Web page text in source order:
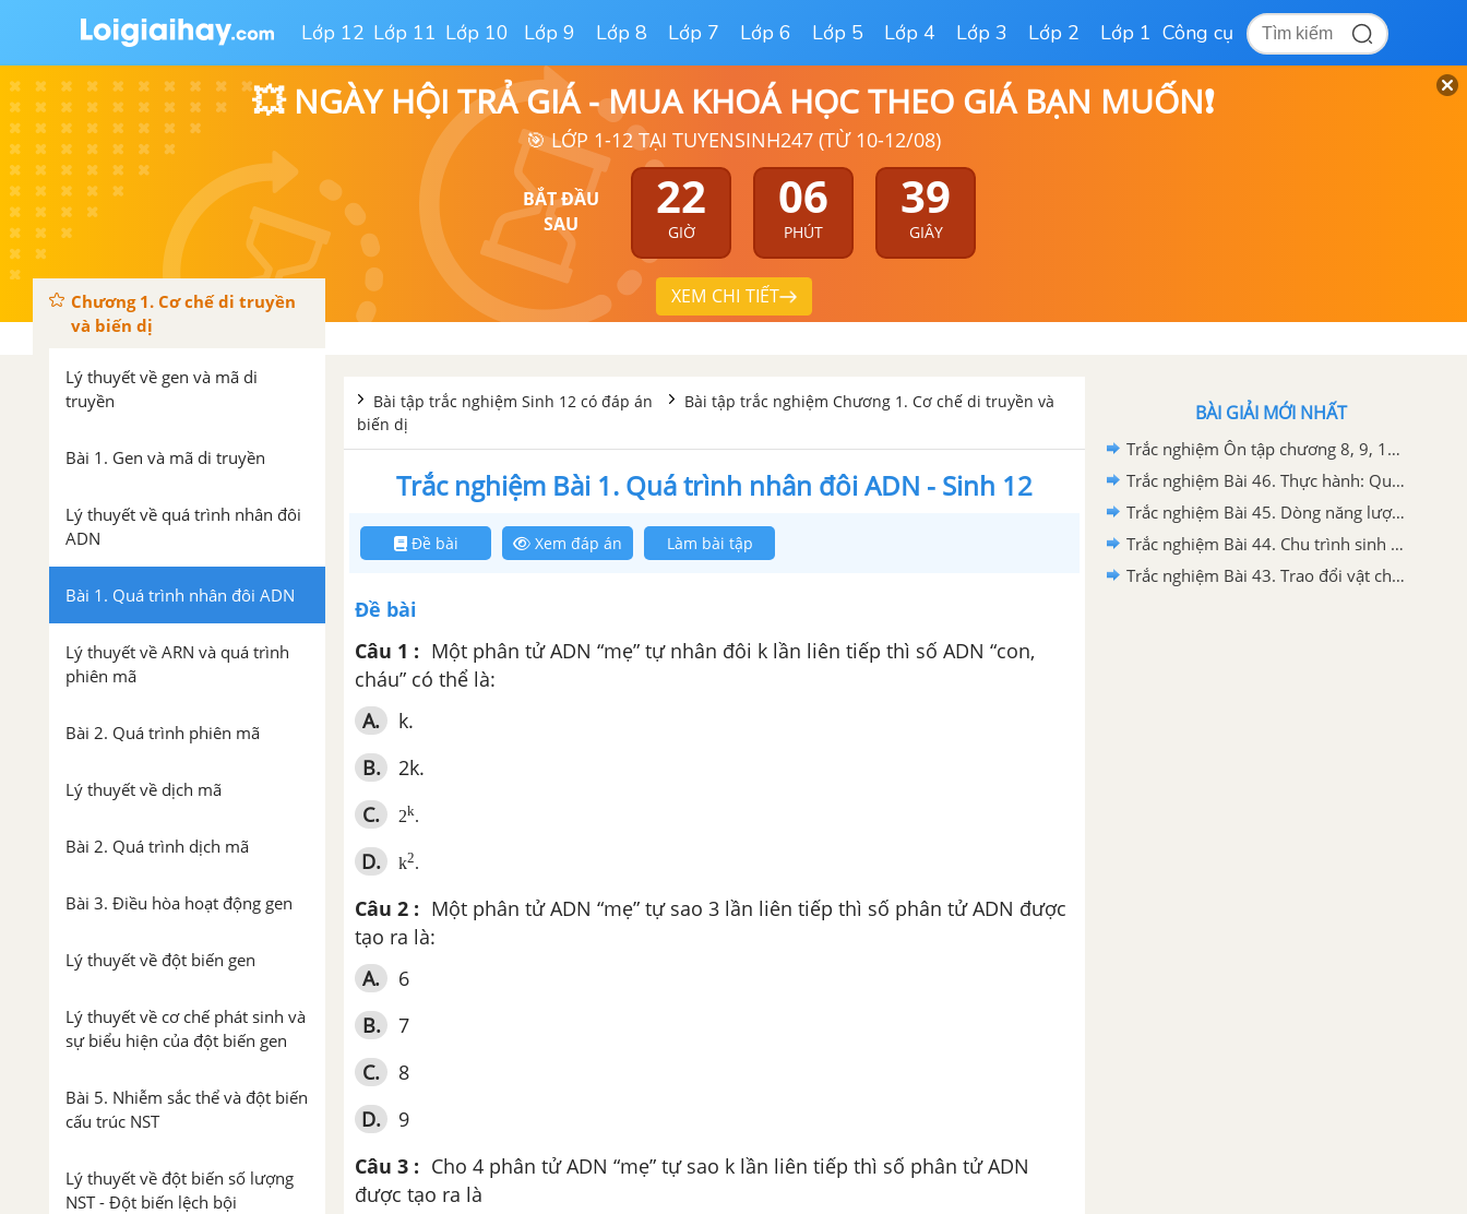
Lớp 12 Lớp 11 Lớp 10 Lớp 9 Lớp 8 Lớp 7 Lớp 6 Lớp 5 Lớp 4 Lớp 3 Lớp 2 Lớp 1 Công cụ
💥 NGÀY HỘI TRẢ GIÁ - MUA KHOÁ HỌC THEO GIÁ BẠN MUỐN❗
🎯 LỚP 1-12 TẠI TUYENSINH247 (TỪ 10-12/08)
BẮT ĐẦU
SAU
22
GIỜ
06
PHÚT
38
GIÂY
XEM CHI TIẾT
Chương 1. Cơ chế di truyền
và biến dị
Lý thuyết về gen và mã di
truyền
Bài 1. Gen và mã di truyền
Lý thuyết về quá trình nhân đôi
ADN
Bài 1. Quá trình nhân đôi ADN
Lý thuyết về ARN và quá trình
phiên mã
Bài 2. Quá trình phiên mã
Lý thuyết về dịch mã
Bài 2. Quá trình dịch mã
Bài 3. Điều hòa hoạt động gen
Lý thuyết về đột biến gen
Lý thuyết về cơ chế phát sinh và
sự biểu hiện của đột biến gen
Bài 5. Nhiễm sắc thể và đột biến
cấu trúc NST
Lý thuyết về đột biến số lượng
NST - Đột biến lệch bội
Bài tập trắc nghiệm Sinh 12 có đáp án
Bài tập trắc nghiệm Chương 1. Cơ chế di truyền và
biến dị
Trắc nghiệm Bài 1. Quá trình nhân đôi ADN - Sinh 12
Đề bài Xem đáp án Làm bài tập
Đề bài
Câu 1 : Một phân tử ADN “mẹ” tự nhân đôi k lần liên tiếp thì số ADN “con,
cháu” có thể là:
A.
k.
B.
2k.
C.
2k.
D. k2.
Câu 2 : Một phân tử ADN “mẹ” tự sao 3 lần liên tiếp thì số phân tử ADN được
tạo ra là:
A.
6
B.
7
C.
8
D.
9
Câu 3 : Cho 4 phân tử ADN “mẹ” tự sao k lần liên tiếp thì số phân tử ADN
được tạo ra là
BÀI GIẢI MỚI NHẤT
Trắc nghiệm Ôn tập chương 8, 9, 10 - Sinh thái học - Sinh 12
Trắc nghiệm Bài 46. Thực hành: Quản lý và sử dụng bền vững tài nguyên thiên nhiên - Sinh 12
Trắc nghiệm Bài 45. Dòng năng lượng trong hệ sinh thái và hiệu suất sinh thái - Sinh 12
Trắc nghiệm Bài 44. Chu trình sinh địa hóa và sinh quyển - Sinh 12
Trắc nghiệm Bài 43. Trao đổi vật chất trong hệ sinh thái - Sinh 12